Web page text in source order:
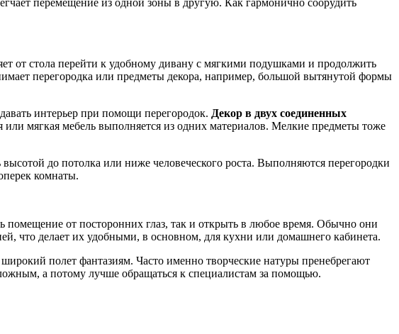
перемещение из одной зоны в другую. Как гармонично соорудить
от стола перейти к удобному дивану с мягкими подушками и продолжить
перегородка или предметы декора, например, большой вытянутой формы
интерьер при помощи перегородок. Декор в двух соединенных
мягкая мебель выполняется из одних материалов. Мелкие предметы тоже
до потолка или ниже человеческого роста. Выполняются перегородки
комнаты.
от посторонних глаз, так и открыть в любое время. Обычно они
что делает их удобными, в основном, для кухни или домашнего кабинета.
полет фантазиям. Часто именно творческие натуры пренебрегают
а потому лучше обращаться к специалистам за помощью.